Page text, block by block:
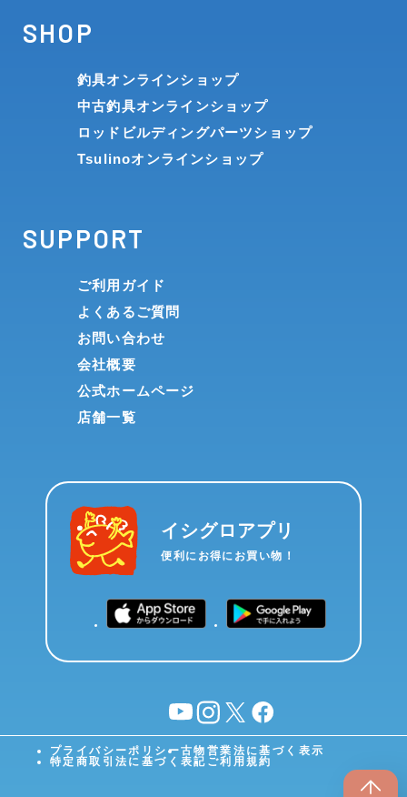
SHOP
釣具オンラインショップ
中古釣具オンラインショップ
ロッドビルディングパーツショップ
Tsulinoオンラインショップ
SUPPORT
ご利用ガイド
よくあるご質問
お問い合わせ
会社概要
公式ホームページ
店舗一覧
イシグロアプリ
便利にお得にお買い物！
YouTubeinstagram
X facebook
プライバシーポリシー古物営業法に基づく表示
特定商取引法に基づく表記 ご利用規約